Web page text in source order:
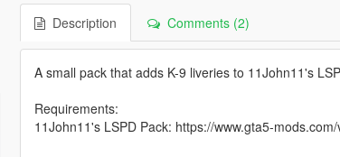
Description Comments (2)
A small pack that adds K-9 liveries to 11John11's
Requirements:
11John11's LSPD Pack: https://www.gta5-